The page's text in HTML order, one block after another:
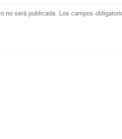
no será publicada. Los campos